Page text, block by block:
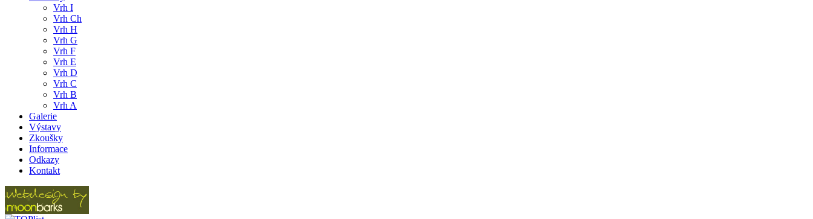
Vrh I
Vrh Ch
Vrh H
Vrh G
Vrh F
Vrh E
Vrh D
Vrh C
Vrh B
Vrh A
Galerie
Výstavy
Zkoušky
Informace
Odkazy
Kontakt